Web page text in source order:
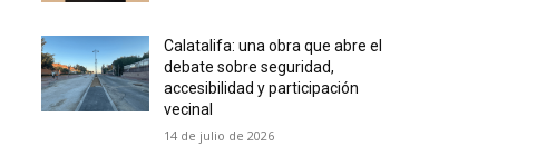
Calatalifa: una obra que abre el
debate sobre seguridad,
accesibilidad y participación
vecinal
14 de julio de 2026